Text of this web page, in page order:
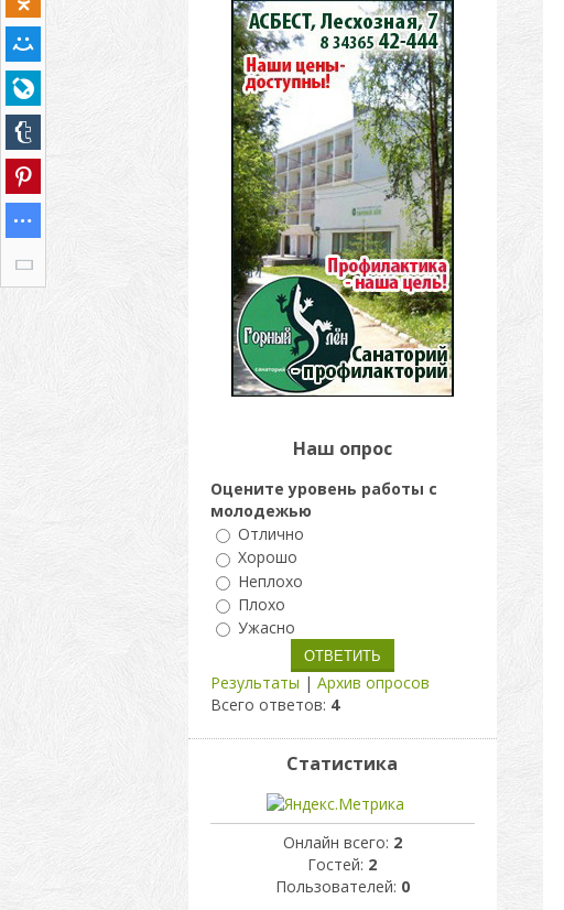
Наш опрос
Оцените уровень работы с
молодежью
Отлично
Хорошо
Неплохо
Плохо
Ужасно
Результаты | Архив опросов
Всего ответов: 4
Статистика
Онлайн всего: 2
Гостей: 2
Пользователей: 0